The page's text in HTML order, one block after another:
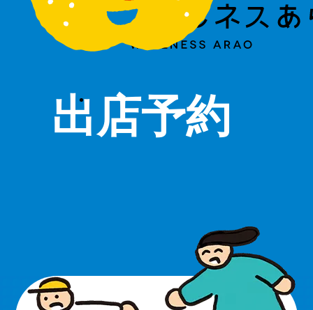
出店予約